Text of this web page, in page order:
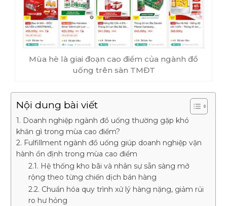
Mùa hè là giai đoạn cao điểm của ngành đồ
uống trên sàn TMĐT
Nội dung bài viết
1. Doanh nghiệp ngành đồ uống thường gặp khó
khăn gì trong mùa cao điểm?
2. Fulfillment ngành đồ uống giúp doanh nghiệp vận
hành ổn định trong mùa cao điểm
2.1. Hệ thống kho bãi và nhân sự sẵn sàng mở
rộng theo từng chiến dịch bán hàng
2.2. Chuẩn hóa quy trình xử lý hàng nặng, giảm rủi
ro hư hỏng